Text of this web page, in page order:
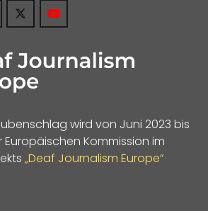
wird von Juni 2023 bis
Kommission im
„Deaf Journalism Europe“